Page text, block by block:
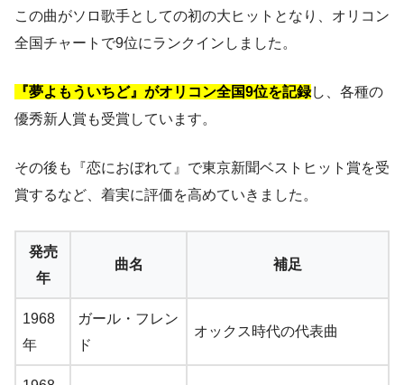
この曲がソロ歌手としての初の大ヒットとなり、オリコン
全国チャートで9位にランクインしました。
『夢よもういちど』がオリコン全国9位を記録し、各種の
優秀新人賞も受賞しています。
その後も『恋におぼれて』で東京新聞ベストヒット賞を受
賞するなど、着実に評価を高めていきました。
発売
年
曲名 補足
1968
年
ガール・フレン
ド
オックス時代の代表曲